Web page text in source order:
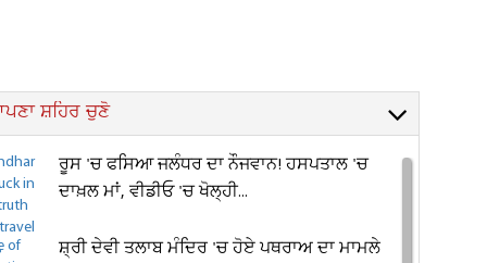
ਸ਼ਹਿਰ ਚੁਣੋ
ਰੂਸ 'ਚ ਫਸਿਆ ਜਲੰਧਰ ਦਾ ਨੌਜਵਾਨ! ਹਸਪਤਾਲ 'ਚ
ਦਾਖ਼ਲ ਮਾਂ, ਵੀਡੀਓ 'ਚ ਖੋਲ੍ਹੀ...
ਸ਼੍ਰੀ ਦੇਵੀ ਤਲਾਬ ਮੰਦਿਰ 'ਚ ਹੋਏ ਪਥਰਾਅ ਦਾ ਮਾਮਲੇ